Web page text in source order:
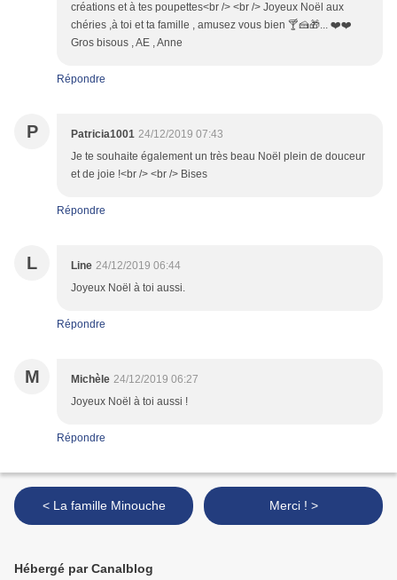
créations et à tes poupettes<br /> <br /> Joyeux Noël aux
chéries ,à toi et ta famille , amusez vous bien 🍸🍰🎁... ❤️❤️
Gros bisous , AE , Anne
Répondre
P Patricia1001 24/12/2019 07:43
Je te souhaite également un très beau Noël plein de douceur
et de joie !<br /> <br /> Bises
Répondre
L Line 24/12/2019 06:44
Joyeux Noël à toi aussi.
Répondre
M Michèle 24/12/2019 06:27
Joyeux Noël à toi aussi !
Répondre
< La famille Minouche Merci ! >
Hébergé par Canalblog